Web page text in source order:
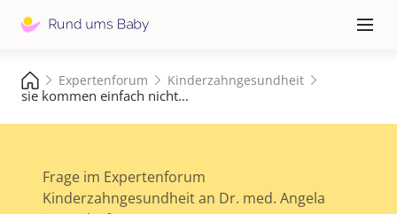
≡
Expertenforum Kinderzahngesundheit
sie kommen einfach nicht...
Frage im Expertenforum
Kinderzahngesundheit an Dr. med. Angela